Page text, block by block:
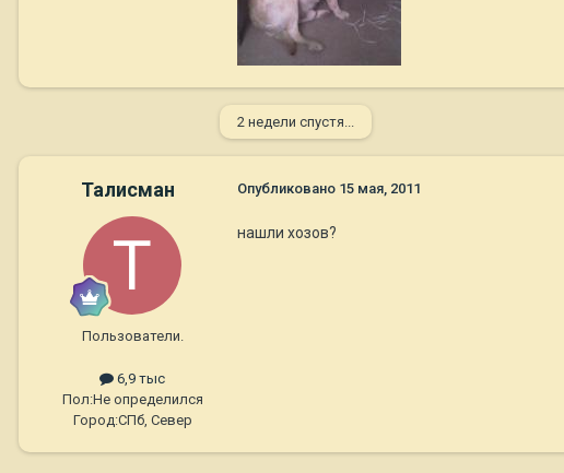
2 недели спустя...
Талисман
Пользователи.
6,9 тыс
Пол:Не определился
Город:СПб, Север
Опубликовано 15 мая, 2011
нашли хозов?